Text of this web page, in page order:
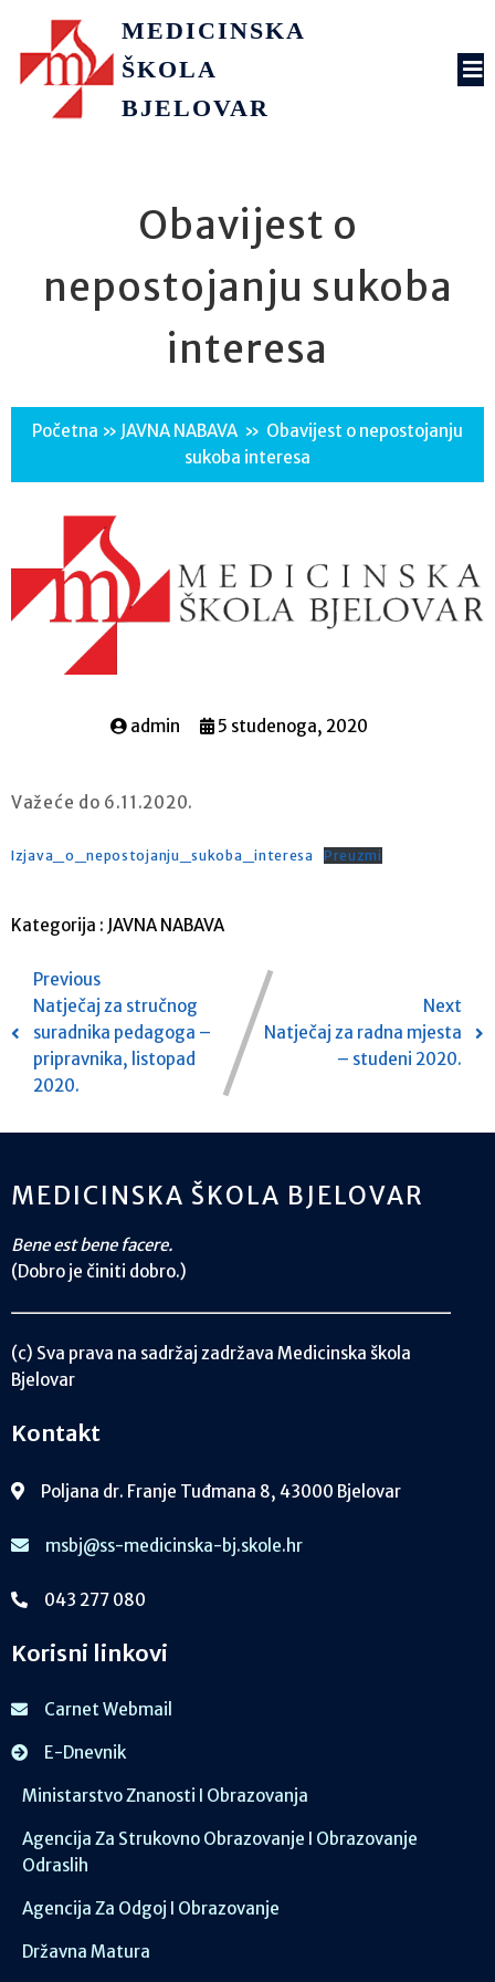
MEDICINSKA
ŠKOLA
BJELOVAR
Obavijest o
nepostojanju sukoba
interesa
Početna » JAVNA NABAVA » Obavijest o nepostojanju
sukoba interesa
admin 5 studenoga, 2020
Važeće do 6.11.2020.
Izjava_o_nepostojanju_sukoba_interesa Preuzmi
Kategorija : JAVNA NABAVA
Previous
Natječaj za stručnog
suradnika pedagoga –
pripravnika, listopad
2020.
Next
Natječaj za radna mjesta
– studeni 2020.
MEDICINSKA ŠKOLA BJELOVAR
Bene est bene facere.
(Dobro je činiti dobro.)
(c) Sva prava na sadržaj zadržava Medicinska škola
Bjelovar
Kontakt
Poljana dr. Franje Tuđmana 8, 43000 Bjelovar
msbj@ss-medicinska-bj.skole.hr
043 277 080
Korisni linkovi
Carnet Webmail
E-Dnevnik
Ministarstvo Znanosti I Obrazovanja
Agencija Za Strukovno Obrazovanje I Obrazovanje
Odraslih
Agencija Za Odgoj I Obrazovanje
Državna Matura